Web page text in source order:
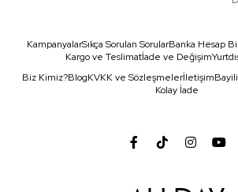
KampanyalarSıkça Sorulan SorularBanka Hesap
Kargo ve Teslimatİade ve Değişim
Biz Kimiz?BlogKVKK ve Sözleşmelerİletişim
Kolay İade